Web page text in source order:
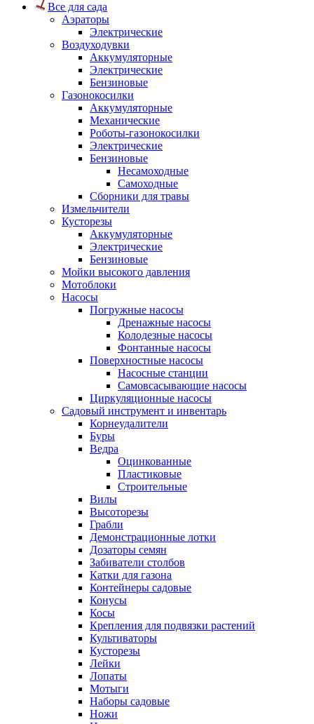
Все для сада
Аэраторы
Электрические
Воздуходувки
Аккумуляторные
Электрические
Бензиновые
Газонокосилки
Аккумуляторные
Механические
Роботы-газонокосилки
Электрические
Бензиновые
Несамоходные
Самоходные
Сборники для травы
Измельчители
Кусторезы
Аккумуляторные
Электрические
Бензиновые
Мойки высокого давления
Мотоблоки
Насосы
Погружные насосы
Дренажные насосы
Колодезные насосы
Фонтанные насосы
Поверхностные насосы
Насосные станции
Самовсасывающие насосы
Циркуляционные насосы
Садовый инструмент и инвентарь
Корнеудалители
Буры
Ведра
Оцинкованные
Пластиковые
Строительные
Вилы
Высоторезы
Грабли
Демонстрационные лотки
Дозаторы семян
Забиватели столбов
Катки для газона
Контейнеры садовые
Конусы
Косы
Крепления для подвязки растений
Культиваторы
Кусторезы
Лейки
Лопаты
Мотыги
Наборы садовые
Ножи